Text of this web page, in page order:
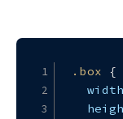
.box {
width